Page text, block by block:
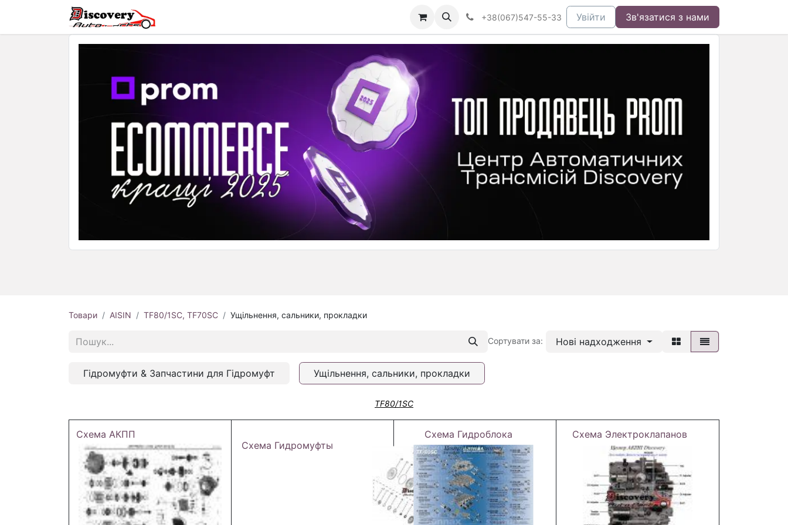
+38(067)547-55-33 Увійти Зв'язатися з нами
Товари AISIN TF80/1SC, TF70SC Ущільнення, сальники, прокладки
Сортувати за: Нові надходження
Гідромуфти & Запчастини для Гідромуфт Ущільнення, сальники, прокладки
TF80/1SC
Схема АКПП
Схема Гидромуфты
Схема Гидроблока Схема Электроклапанов